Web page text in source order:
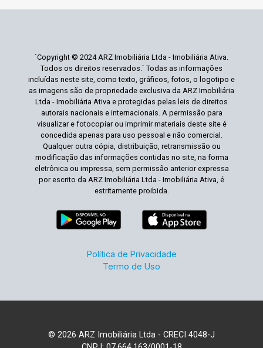
`Copyright © 2024 ARZ Imobiliária Ltda - Imobiliária Ativa.
Todos os direitos reservados.` Todas as informações
incluídas neste site, como texto, gráficos, fotos, o logotipo e
as imagens são de propriedade exclusiva da ARZ Imobiliária
Ltda - Imobiliária Ativa e protegidas pelas leis de direitos
autorais nacionais e internacionais. A permissão para
visualizar e fotocopiar ou imprimir materiais deste site é
concedida apenas para uso pessoal e não comercial.
Qualquer outra cópia, distribuição, retransmissão ou
modificação das informações contidas no site, na forma
eletrônica ou impressa, sem permissão anterior expressa
por escrito da ARZ Imobiliária Ltda - Imobiliária Ativa, é
estritamente proibida.
Política de Privacidade
Termo de Uso
© 2026 ARZ Imobiliária Ltda - CRECI 4048-J